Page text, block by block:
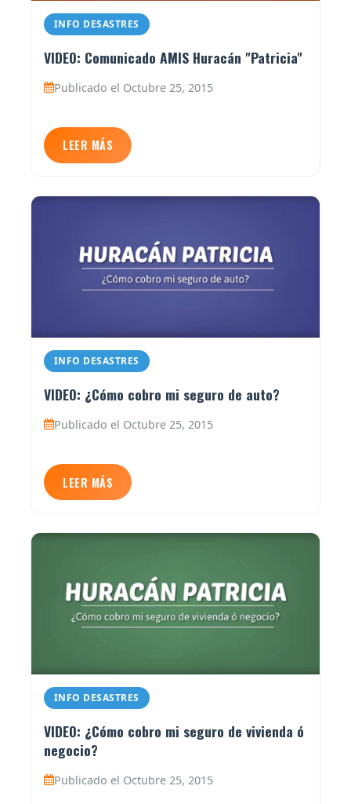
INFO DESASTRES
VIDEO: Comunicado AMIS Huracán "Patricia"
Publicado el Octubre 25, 2015
LEER MÁS
INFO DESASTRES
VIDEO: ¿Cómo cobro mi seguro de auto?
Publicado el Octubre 25, 2015
LEER MÁS
INFO DESASTRES
VIDEO: ¿Cómo cobro mi seguro de vivienda ó
negocio?
Publicado el Octubre 25, 2015